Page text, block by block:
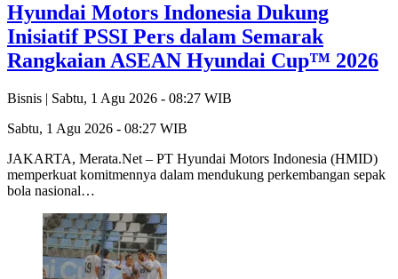
Hyundai Motors Indonesia Dukung
Inisiatif PSSI Pers dalam Semarak
Rangkaian ASEAN Hyundai Cup™ 2026
Bisnis | Sabtu, 1 Agu 2026 - 08:27 WIB
Sabtu, 1 Agu 2026 - 08:27 WIB
JAKARTA, Merata.Net – PT Hyundai Motors Indonesia (HMID)
memperkuat komitmennya dalam mendukung perkembangan sepak
bola nasional…